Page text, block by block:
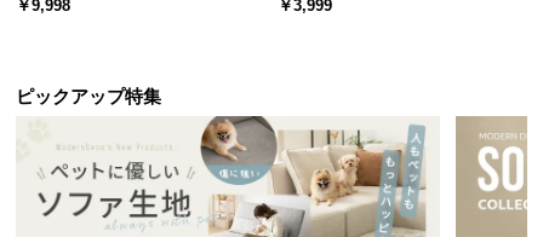
￥9,998 ￥3,999
ピックアップ特集